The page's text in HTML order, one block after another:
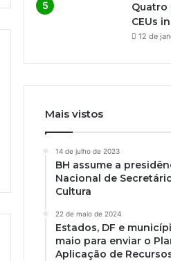
Quatro
CEUs
12 de
Mais vistos
14 de julho de 2023
BH assume a
Nacional de
Cultura
22 de maio de 2024
Estados, DF e
maio para enviar o
Aplicação de